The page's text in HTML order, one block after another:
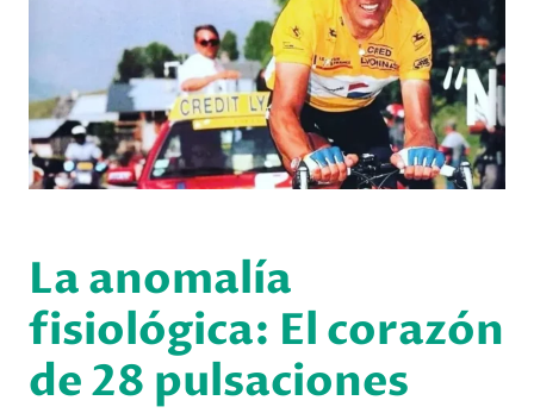
La anomalía
fisiológica: El corazón
de 28 pulsaciones